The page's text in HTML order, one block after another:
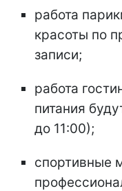
работа
красоты по
записи;
работа
питания
до 11:00);
спортивные